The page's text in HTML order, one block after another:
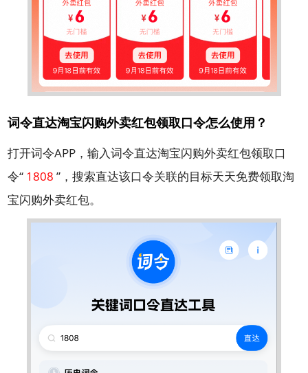
词令直达淘宝闪购外卖红包领取口令怎么使用？
打开词令APP，输入词令直达淘宝闪购外卖红包领取口
令“ 1808”，搜索直达该口令关联的目标天天免费领取淘
宝闪购外卖红包。